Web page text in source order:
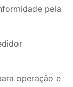
pela
operação e